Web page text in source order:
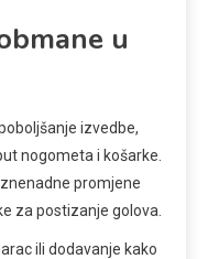
u
izvedbe,
nogometa i košarke.
promjene
za postizanje golova.
ili dodavanje kako